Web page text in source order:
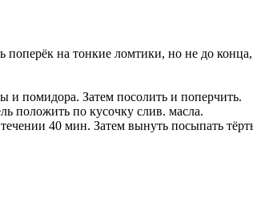
поперёк на тонкие ломтики, но не до
и помидора. Затем посолить и поперчить.
положить по кусочку слив. масла.
течении 40 мин. Затем вынуть посыпать